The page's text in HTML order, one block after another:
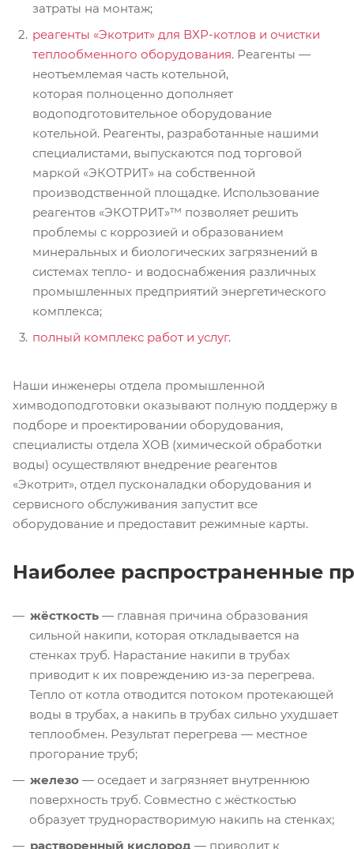
затраты на монтаж;
реагенты «Экотрит» для ВХР-котлов и очистки
теплообменного оборудования. Реагенты —
неотъемлемая часть котельной,
которая полноценно дополняет
водоподготовительное оборудование
котельной. Реагенты, разработанные нашими
специалистами, выпускаются под торговой
маркой «ЭКОТРИТ» на собственной
производственной площадке. Использование
реагентов «ЭКОТРИТ»™ позволяет решить
проблемы с коррозией и образованием
минеральных и биологических загрязнений в
системах тепло- и водоснабжения различных
промышленных предприятий энергетического
комплекса;
полный комплекс работ и услуг.
Наши инженеры отдела промышленной
химводоподготовки оказывают полную поддержу в
подборе и проектировании оборудования,
специалисты отдела ХОВ (химической обработки
воды) осуществляют внедрение реагентов
«Экотрит», отдел пусконаладки оборудования и
сервисного обслуживания запустит все
оборудование и предоставит режимные карты.
Наиболее распространенные
жёсткость — главная причина образования
сильной накипи, которая откладывается на
стенках труб. Нарастание накипи в трубах
приводит к их повреждению из-за перегрева.
Тепло от котла отводится потоком протекающей
воды в трубах, а накипь в трубах сильно ухудшает
теплообмен. Результат перегрева — местное
прогорание труб;
железо — оседает и загрязняет внутреннюю
поверхность труб. Совместно с жёсткостью
образует труднорастворимую накипь на стенках;
растворенный кислород — приводит к